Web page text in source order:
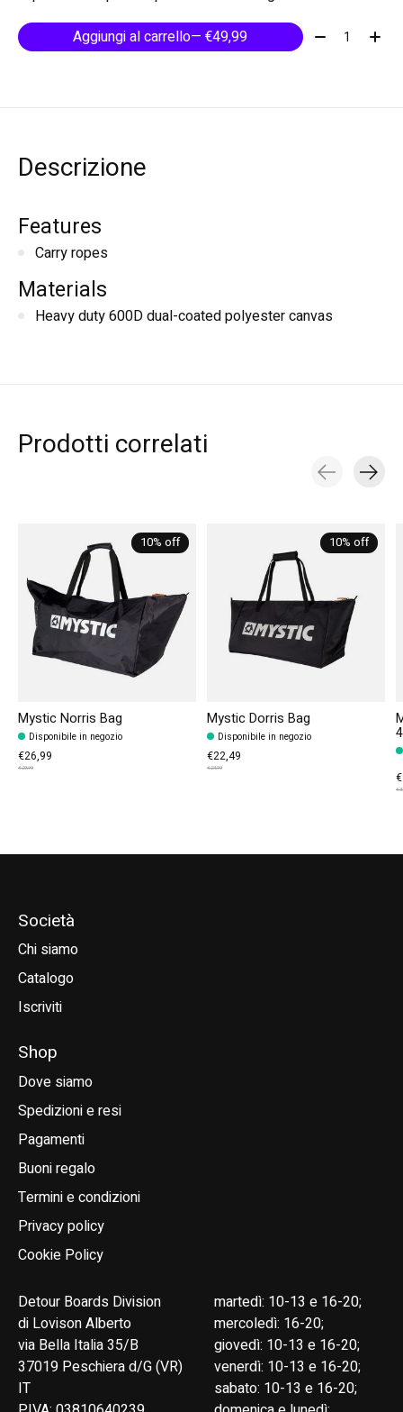
Aggiungi al carrello
— €49,99 Quantità:
Descrizione
Features
Carry ropes
Materials
Heavy duty 600D dual-coated polyester canvas
Prodotti correlati
10% off
Mystic Norris Bag
Disponibile in negozio
€26,99
€29,99
10% off
Mystic Dorris Bag
Disponibile in negozio
€22,49
€24,99
Società
Chi siamo
Catalogo
Iscriviti
Shop
Dove siamo
Spedizioni e resi
Pagamenti
Buoni regalo
Termini e condizioni
Privacy policy
Cookie Policy
Detour Boards Division
di Lovison Alberto
via Bella Italia 35/B
37019 Peschiera d/G (VR)
IT
martedì: 10-13 e 16-20;
mercoledì: 16-20;
giovedì: 10-13 e 16-20;
venerdì: 10-13 e 16-20;
sabato: 10-13 e 16-20;